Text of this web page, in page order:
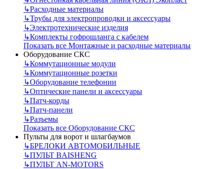
↳Расходные материалы
↳Трубы для электропроводки и аксессуары
↳Электротехнические изделия
↳Комплекты гофрошланга с кабелем
Показать все Монтажные и расходные материалы
Оборудование СКС
↳Коммутационные модули
↳Коммутационные розетки
↳Оборудование телефонии
↳Оптические панели и аксессуары
↳Патч-корды
↳Патч-панели
↳Разъемы
Показать все Оборудование СКС
Пульты для ворот и шлагбаумов
↳БРЕЛОКИ АВТОМОБИЛЬНЫЕ
↳ПУЛЬТ BAISHENG
↳ПУЛЬТ AN-MOTORS